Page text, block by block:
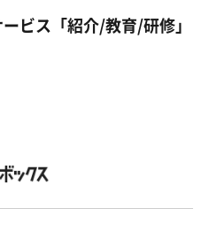
ビス「紹介/教育/研修」